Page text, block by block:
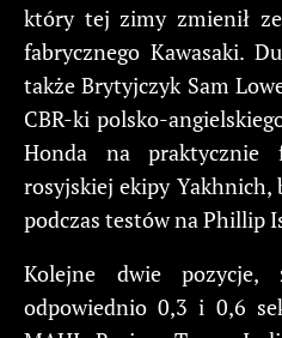
który tej zimy zmienił
fabrycznego Kawasaki.
także Brytyjczyk Sam
CBR-ki polsko-
Honda na praktycznie
rosyjskiej ekipy Yakhnich,
podczas testów na Phillip
Kolejne dwie
odpowiednio 0,3 i 0,6